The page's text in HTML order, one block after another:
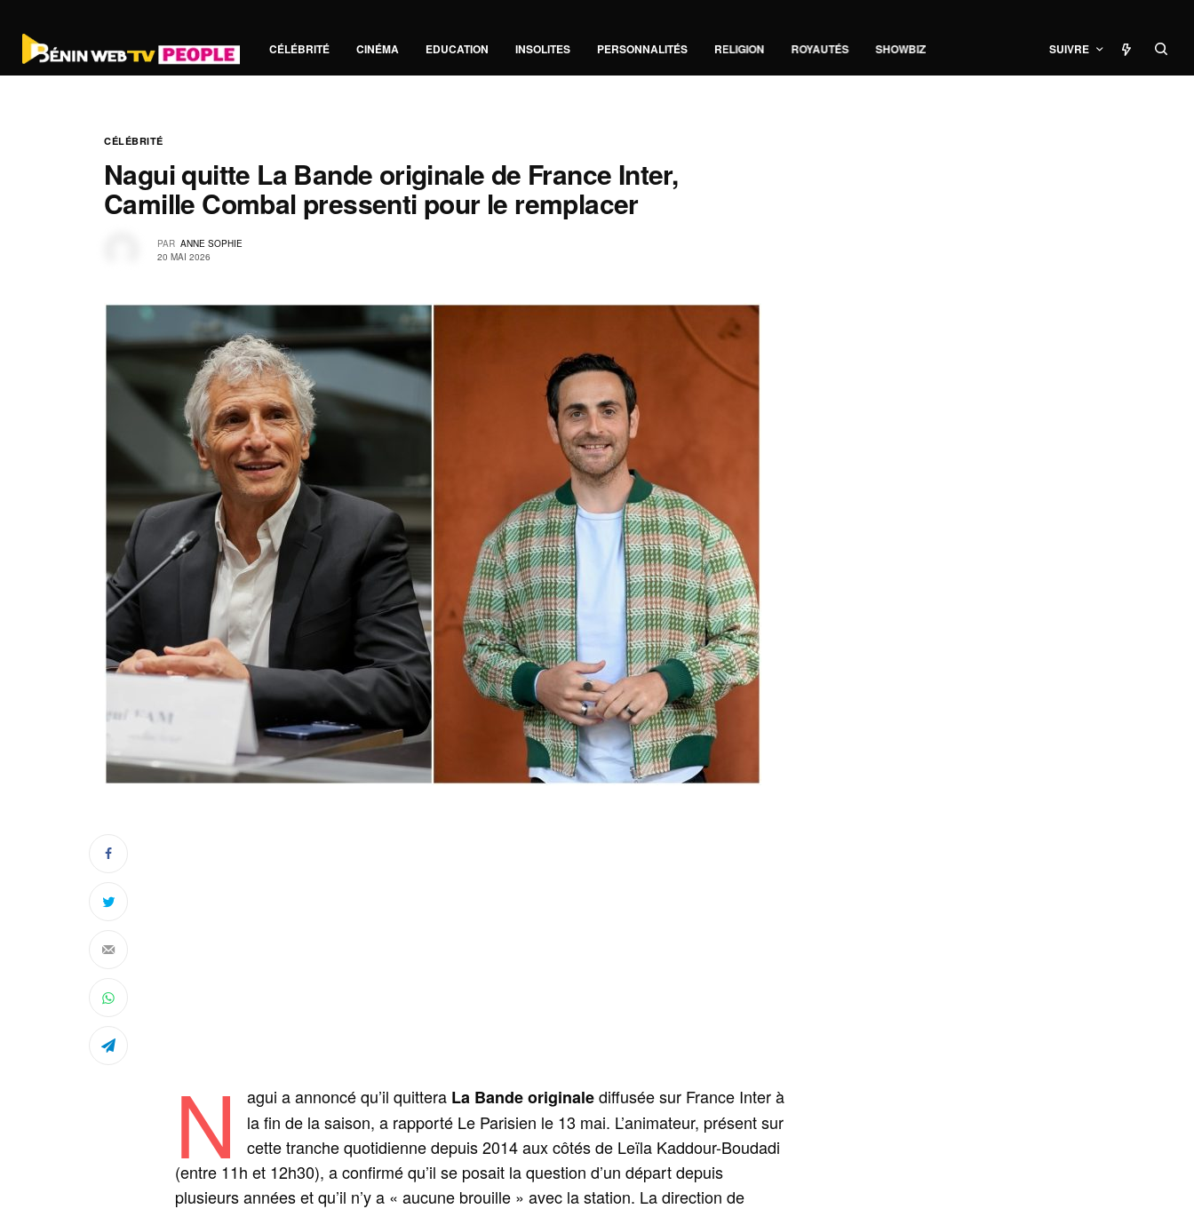
CÉLÉBRITÉ CINÉMA EDUCATION INSOLITES PERSONNALITÉS RELIGION ROYAUTÉS SHOWBIZ SUIVRE
CÉLÉBRITÉ
Nagui quitte La Bande originale de France Inter,
Camille Combal pressenti pour le remplacer
PAR ANNE SOPHIE
20 MAI 2026
N agui a annoncé qu’il quittera La Bande originalediffusée sur France Inter à
la fin de la saison, a rapporté Le Parisien le 13 mai. L’animateur, présent sur
cette tranche quotidienne depuis 2014 aux côtés de Leïla Kaddour-Boudadi
(entre 11h et 12h30), a confirmé qu’il se posait la question d’un départ depuis
plusieurs années et qu’il n’y a « aucune brouille » avec la station. La direction de